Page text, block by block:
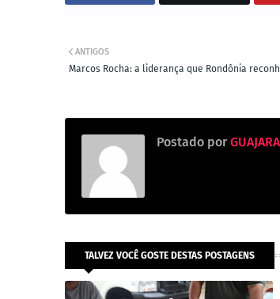
ANTIGOS
Marcos Rocha: a liderança que Rondônia
Postado por
TALVEZ VOCÊ GOSTE DESTAS POSTAGENS